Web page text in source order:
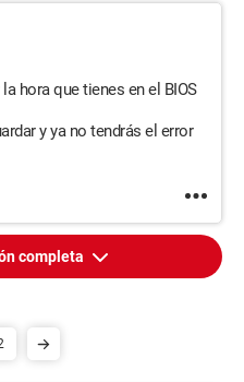
hora que tienes en el BIOS
y ya no tendrás el error
completa